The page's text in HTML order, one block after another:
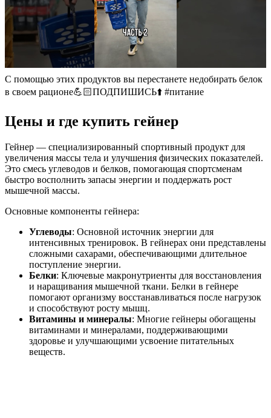
С помощью этих продуктов вы перестанете недобирать белок
в своем рационе💪🏻ПОДПИШИСЬ⬆️ #питание
Цены и где купить гейнер
Гейнер — специализированный спортивный продукт для
увеличения массы тела и улучшения физических показателей.
Это смесь углеводов и белков, помогающая спортсменам
быстро восполнить запасы энергии и поддержать рост
мышечной массы.
Основные компоненты гейнера:
Углеводы: Основной источник энергии для
интенсивных тренировок. В гейнерах они представлены
сложными сахарами, обеспечивающими длительное
поступление энергии.
Белки: Ключевые макронутриенты для восстановления
и наращивания мышечной ткани. Белки в гейнере
помогают организму восстанавливаться после нагрузок
и способствуют росту мышц.
Витамины и минералы: Многие гейнеры обогащены
витаминами и минералами, поддерживающими
здоровье и улучшающими усвоение питательных
веществ.